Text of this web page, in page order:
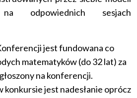
na odpowiednich sesjach
jest fundowana co
matematyków (do 32 lat) za
na konferencji.
konkursie jest nadesłanie oprócz